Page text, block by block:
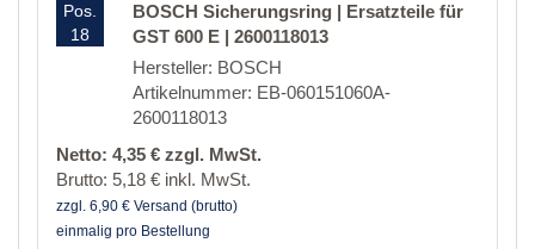
Pos.
18
BOSCH Sicherungsring | Ersatzteile für
GST 600 E | 2600118013
Hersteller: BOSCH
Artikelnummer: EB-060151060A-
2600118013
Netto: 4,35 € zzgl. MwSt.
Brutto: 5,18 € inkl. MwSt.
zzgl. 6,90 € Versand (brutto)
einmalig pro Bestellung